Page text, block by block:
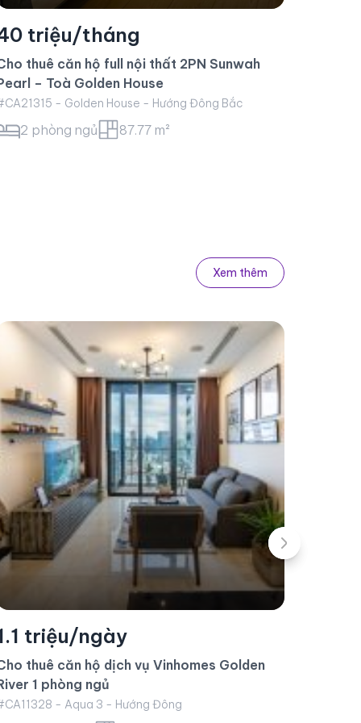
Xem thêm
triệu/ngày
Cho thuê căn hộ dịch vụ Vinhomes Golden
- Aqua 3 - Hướng Đông
2 phòng ngủ 78 m²